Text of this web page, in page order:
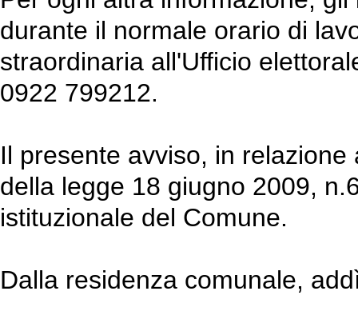
durante il normale orario di
straordinaria all'Ufficio
0922 799212.
Il presente avviso, in
della legge 18 giugno 2009,
istituzionale del Comune.
Dalla residenza comunale,